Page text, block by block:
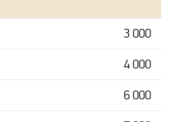
3 000
4 000
6 000